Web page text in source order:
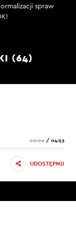
spraw
(64)
00:00 / 04:53
UDOSTĘPNIJ